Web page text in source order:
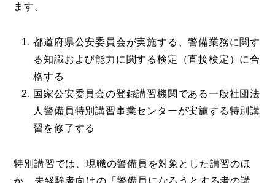
ます。
都道府県公安委員会が実施する、警備業務に関す
る知識および能力に関する検定（直接検定）に合
格する
国家公安委員会の登録講習機関である一般社団法
人警備員特別講習事業センターが実施する特別講
習を修了する
特別講習では、現職の警備員を対象とした講習のほ
か、未経験者向けの「警備員になろうとする者の講